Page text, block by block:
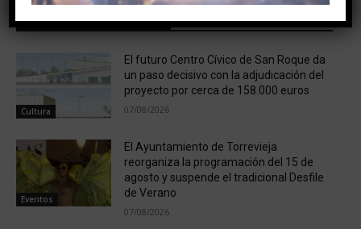
NOTICIAS RELACIONADAS
Cultura
El futuro Centro Cívico de San Roque da
un paso decisivo con la adjudicación del
proyecto por cerca de 158.000 euros
07/08/2026
Eventos
El Ayuntamiento de Torrevieja
reorganiza la programación del 15 de
agosto y suspende el tradicional Desfile
de Verano
07/08/2026